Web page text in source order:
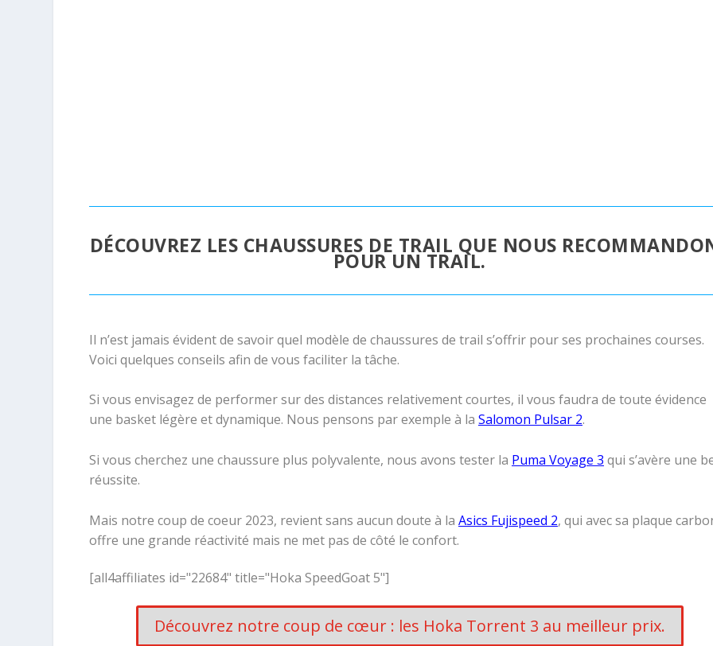
DÉCOUVREZ LES CHAUSSURES DE TRAIL QUE NOUS
POUR UN TRAIL.
Il n’est jamais évident de savoir quel modèle de chaussures de trail s’offrir pour ses prochaines courses.
Voici quelques conseils afin de vous faciliter la tâche.
Si vous envisagez de performer sur des distances relativement courtes, il vous faudra de toute évidence
une basket légère et dynamique. Nous pensons par exemple à la Salomon Pulsar 2.
Si vous cherchez une chaussure plus polyvalente, nous avons tester la Puma Voyage 3 qui s’avère une
réussite.
Mais notre coup de coeur 2023, revient sans aucun doute à la Asics Fujispeed 2, qui avec sa plaque
offre une grande réactivité mais ne met pas de côté le confort.
[all4affiliates id="22684" title="Hoka SpeedGoat 5"]
Découvrez notre coup de cœur : les Hoka Torrent 3 au meilleur prix.